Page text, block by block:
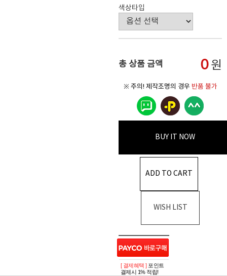
색상타입
총 상품 금액 0원
※ 주의! 제작조명의 경우 반품 불가
BUY IT NOW
ADD TO CART
WISH LIST
[ 결제혜택 ] 포인트
결제시 1% 적립!